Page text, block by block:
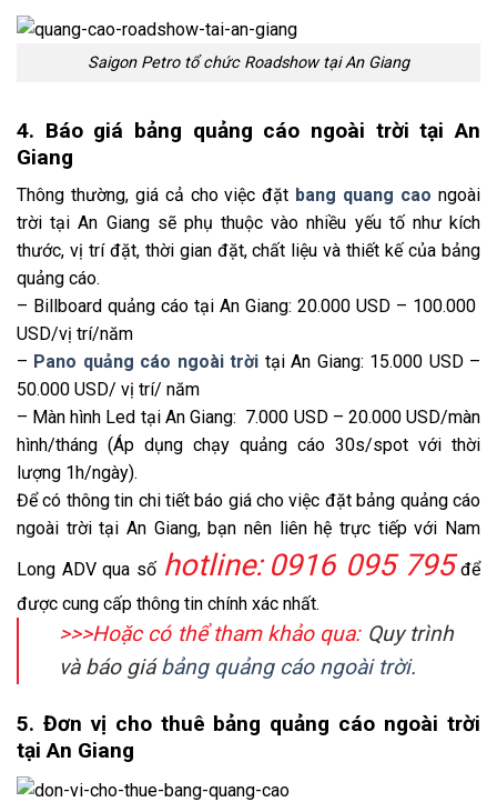
Saigon Petro tổ chức Roadshow tại An Giang
4. Báo giá bảng quảng cáo ngoài trời tại An
Giang
Thông thường, giá cả cho việc đặt bang quang cao ngoài
trời tại An Giang sẽ phụ thuộc vào nhiều yếu tố như kích
thước, vị trí đặt, thời gian đặt, chất liệu và thiết kế của bảng
quảng cáo.
– Billboard quảng cáo tại An Giang: 20.000 USD – 100.000
USD/vị trí/năm
– Pano quảng cáo ngoài trời tại An Giang: 15.000 USD –
50.000 USD/ vị trí/ năm
– Màn hình Led tại An Giang: 7.000 USD – 20.000 USD/màn
hình/tháng (Áp dụng chạy quảng cáo 30s/spot với thời
lượng 1h/ngày).
Để có thông tin chi tiết báo giá cho việc đặt bảng quảng cáo
ngoài trời tại An Giang, bạn nên liên hệ trực tiếp với Nam
Long ADV qua số hotline: 0916 095 795để
được cung cấp thông tin chính xác nhất.
>>>Hoặc có thể tham khảo qua: Quy trình
và báo giábảng quảng cáo ngoài trời.
5. Đơn vị cho thuê bảng quảng cáo ngoài trời
tại An Giang